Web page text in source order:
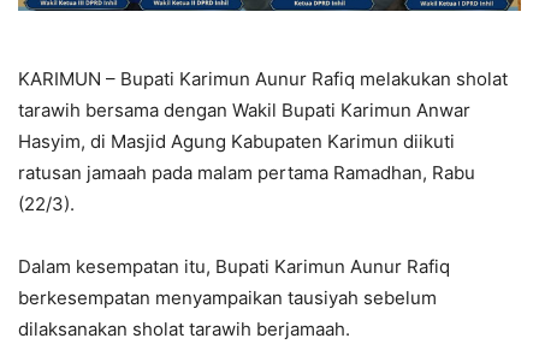
KARIMUN – Bupati Karimun Aunur Rafiq melakukan sholat
tarawih bersama dengan Wakil Bupati Karimun Anwar
Hasyim, di Masjid Agung Kabupaten Karimun diikuti
ratusan jamaah pada malam pertama Ramadhan, Rabu
(22/3).
Dalam kesempatan itu, Bupati Karimun Aunur Rafiq
berkesempatan menyampaikan tausiyah sebelum
dilaksanakan sholat tarawih berjamaah.